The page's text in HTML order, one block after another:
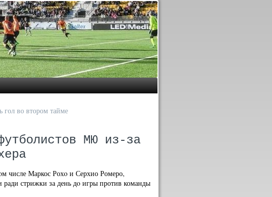
во втором тайме
МЮ из-за
числе Маркос Рохο и Серхио Ромеро,
ради стрижки за день дο игры против команды